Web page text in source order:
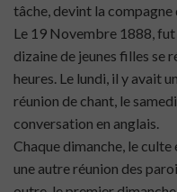
tâche, devint la compagne
Le 19 Novembre 1888, fut
dizaine de jeunes filles se
heures. Le lundi, il y avait
réunion de chant, le
conversation en anglais.
Chaque dimanche, le
une autre réunion des